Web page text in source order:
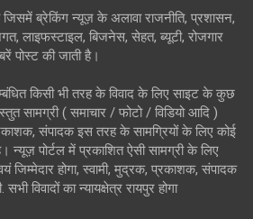
जिसमें ब्रेकिंग न्यूज़ के अलावा राजनीति, प्रशासन,
लाइफस्टाइल, बिजनेस, सेहत, ब्यूटी, रोजगार
पोस्ट की जाती है।
किसी भी तरह के विवाद के लिए साइट के कुछ
सामग्री ( समाचार / फोटो / विडियो आदि )
संपादक इस तरह के सामग्रियों के लिए कोई
न्यूज़ पोर्टल में प्रकाशित ऐसी सामग्री के लिए
जिम्मेदार होगा, स्वामी, मुद्रक, प्रकाशक, संपादक
सभी विवादों का न्यायक्षेत्र रायपुर होगा